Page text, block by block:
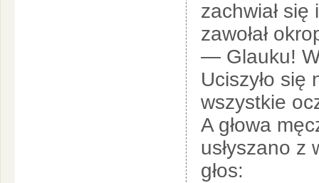
zachwiał
zawołał
— Glauku!
Uciszyło się
wszystkie
A głowa
usłyszano z
głos: